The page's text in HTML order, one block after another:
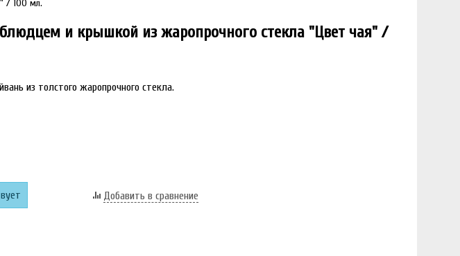
/ 100 мл.
блюдцем и крышкой из жаропрочного стекла "Цвет чая" /
из толстого жаропрочного стекла.
Добавить в сравнение